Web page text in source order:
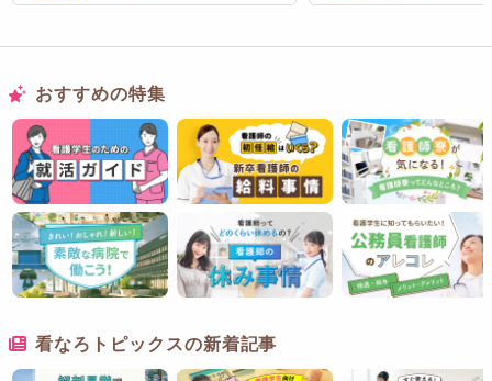
おすすめの特集
看なろトピックスの新着記事